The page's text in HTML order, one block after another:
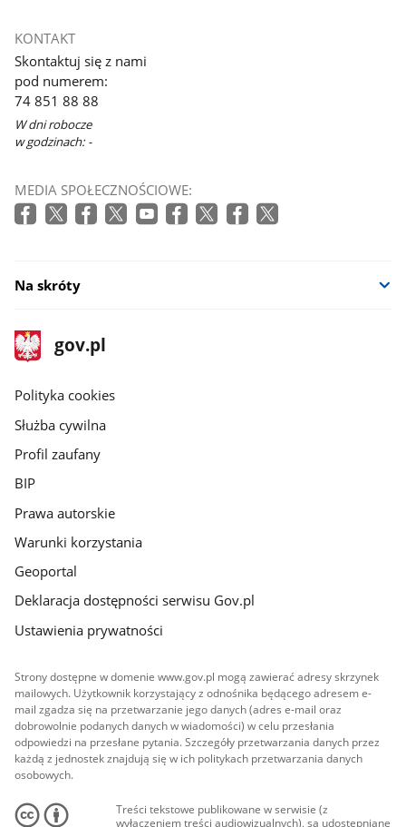
KONTAKT
Skontaktuj się z nami
pod numerem:
74 851 88 88
W dni robocze
w godzinach: -
MEDIA SPOŁECZNOŚCIOWE:
Na skróty
stopka
gov.pl
Strona
gov.pl
gov.pl
Polityka cookies
Służba cywilna
Profil zaufany
BIP
Prawa autorskie
Warunki korzystania
Geoportal
Deklaracja dostępności serwisu Gov.pl
Ustawienia prywatności
Strony dostępne w domenie www.gov.pl mogą zawierać adresy skrzynek
mailowych. Użytkownik korzystający z odnośnika będącego adresem e-
mail zgadza się na przetwarzanie jego danych (adres e-mail oraz
dobrowolnie podanych danych w wiadomości) w celu przesłania
odpowiedzi na przesłane pytania. Szczegóły przetwarzania danych przez
każdą z jednostek znajdują się w ich politykach przetwarzania danych
osobowych.
Treści tekstowe publikowane w serwisie (z
wyłączeniem treści audiowizualnych), są udostępniane